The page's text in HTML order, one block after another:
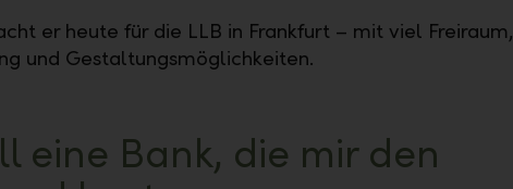
er heute für die LLB in Frankfurt – mit viel Freiraum,
und Gestaltungsmöglichkeiten.
eine Bank, die mir den